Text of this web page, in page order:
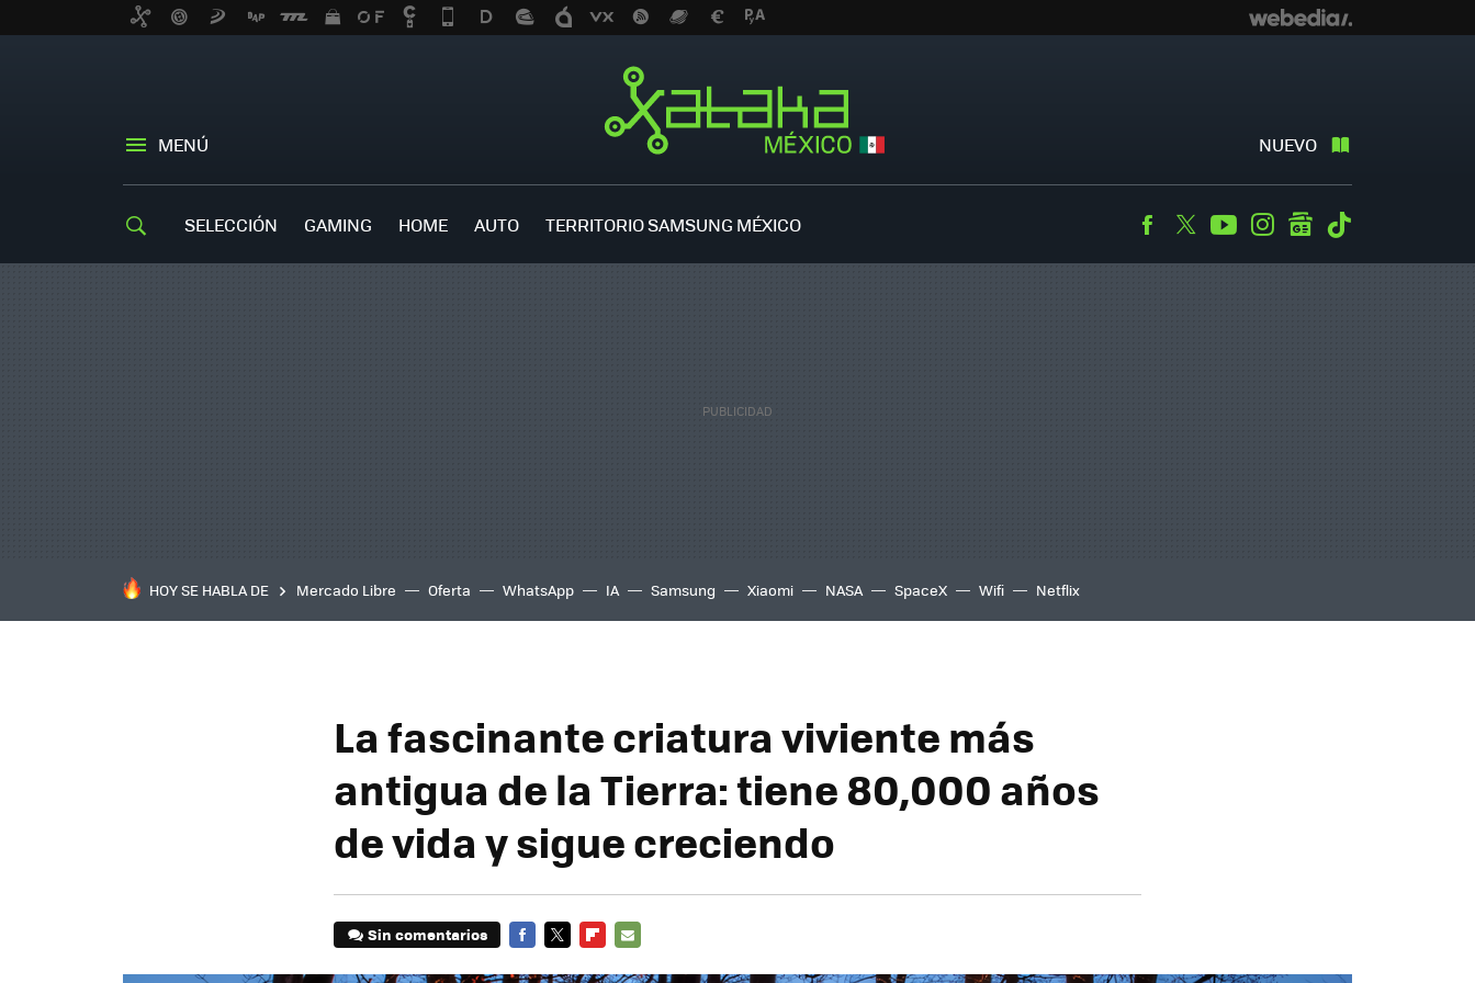
MENÚ NUEVO
SELECCIÓN GAMING HOME AUTO TERRITORIO SAMSUNG MÉXICO Facebook
TwitterYoutubeInstagramgooglenews
HOY SE HABLA DE Mercado Libre Oferta WhatsApp IA Samsung Xiaomi NASA SpaceX Wifi Netflix
La fascinante criatura viviente más
antigua de la Tierra: tiene 80,000 años
de vida y sigue creciendo
Sin comentarios